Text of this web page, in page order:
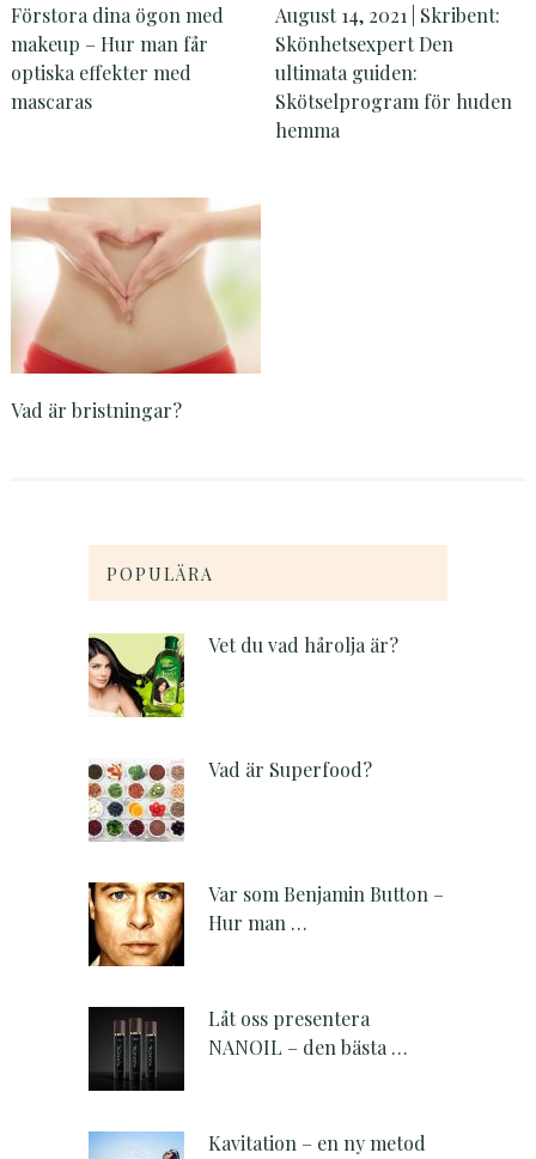
Förstora dina ögon med
makeup – Hur man får
optiska effekter med
mascaras
August 14, 2021 | Skribent:
Skönhetsexpert Den
ultimata guiden:
Skötselprogram för huden
hemma
Vad är bristningar?
POPULÄRA
Vet du vad hårolja är?
Vad är Superfood?
Var som Benjamin Button –
Hur man …
Låt oss presentera
NANOIL – den bästa …
Kavitation – en ny metod